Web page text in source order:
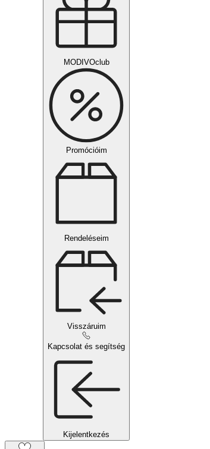
MODIVOclub
Promócióim
Rendeléseim
Visszáruim
Kapcsolat és segítség
Kijelentkezés